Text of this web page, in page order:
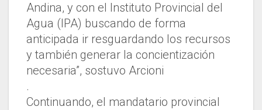
Andina, y con el Instituto Provincial del
Agua (IPA) buscando de forma
anticipada ir resguardando los recursos
y también generar la concientización
necesaria”, sostuvo Arcioni
.
Continuando, el mandatario provincial